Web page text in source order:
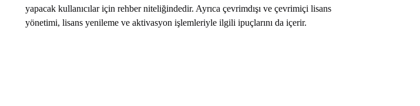
yapacak kullanıcılar için rehber niteliğindedir. Ayrıca çevrimdışı ve çevrimiçi lisans
yönetimi, lisans yenileme ve aktivasyon işlemleriyle ilgili ipuçlarını da içerir.